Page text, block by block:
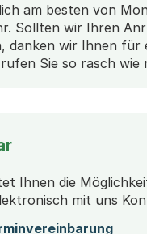
am besten von
Sollten wir Ihren
danken wir Ihnen für
Sie so rasch wie
Ihnen die
mit uns